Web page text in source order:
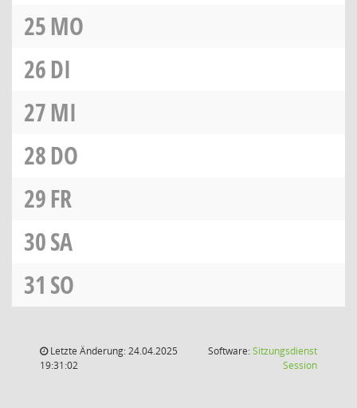
25MO
26DI
27MI
28DO
29FR
30SA
31 SO
Letzte Änderung: 24.04.2025
19:31:02
Software:Sitzungsdienst
Session(Wird in